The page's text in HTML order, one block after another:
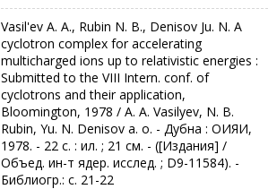
Vasil'ev A. A., Rubin N. B., Denisov Ju. N. A
cyclotron complex for accelerating
multicharged ions up to relativistic energies :
Submitted to the VIII Intern. conf. of
cyclotrons and their application,
Bloomington, 1978 / A. A. Vasilyev, N. B.
Rubin, Yu. N. Denisov a. o. - Дубна : ОИЯИ,
1978. - 22 с. : ил. ; 21 см. - ([Издания] /
Объед. ин-т ядер. исслед. ; D9-11584). -
Библиогр.: с. 21-22